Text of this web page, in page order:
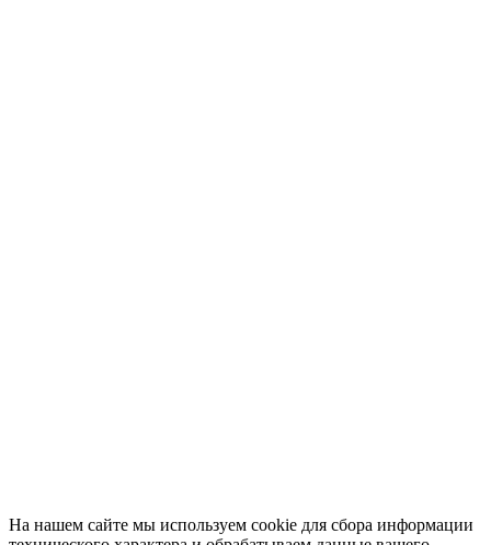
На нашем сайте мы используем cookie для сбора информации